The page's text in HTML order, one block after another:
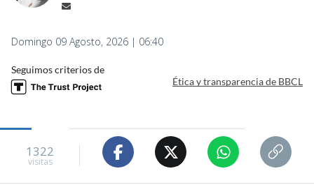
Domingo 09 Agosto, 2026 | 06:40
Seguimos criterios de
Ética y transparencia de BBCL
1322
visitas